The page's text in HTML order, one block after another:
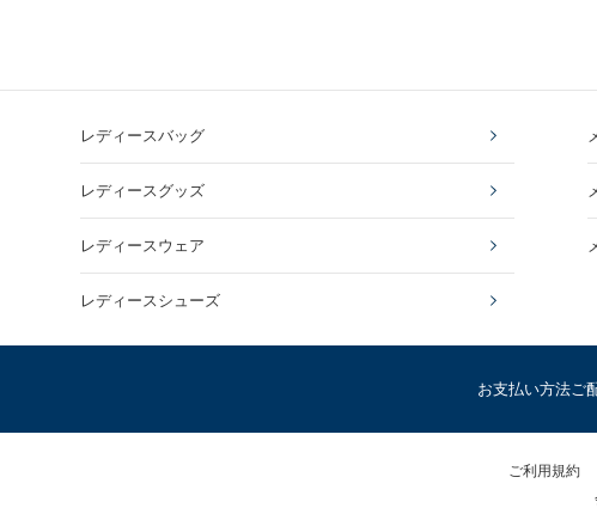
レディースバッグ
レディースグッズ
レディースウェア
レディースシューズ
お支払い方法ご
ご利用規約